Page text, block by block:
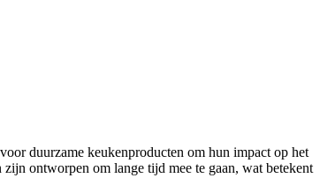
duurzame keukenproducten om hun impact op het
ontworpen om lange tijd mee te gaan, wat betekent